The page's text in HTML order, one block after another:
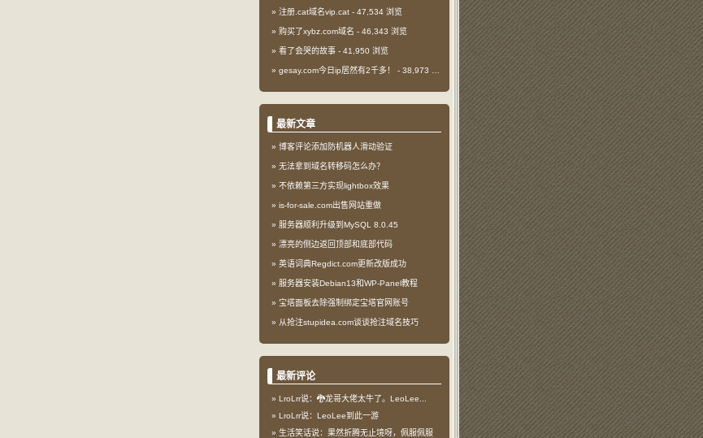
注册.cat域名vip.cat - 47,534 浏览
购买了xybz.com域名 - 46,343 浏览
看了会哭的故事 - 41,950 浏览
gesay.com今日ip居然有2千多！ - 38,973 浏览
最新文章
博客评论添加防机器人滑动验证
无法拿到域名转移码怎么办？
不依赖第三方实现lightbox效果
is-for-sale.com出售网站重做
服务器顺利升级到MySQL 8.0.45
漂亮的侧边返回顶部和底部代码
英语词典Regdict.com更新改版成功
服务器安装Debian13和WP-Panel教程
宝塔面板去除强制绑定宝塔官网账号
从抢注stupidea.com谈谈抢注域名技巧
最新评论
LroLrr说：🐉龙哥大佬太牛了。LeoLee...
LroLrr说：LeoLee到此一游
生活笑话说：果然折腾无止境呀，佩服佩服